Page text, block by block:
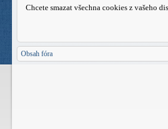
Chcete smazat všechna cookies z vašeho
Obsah fóra